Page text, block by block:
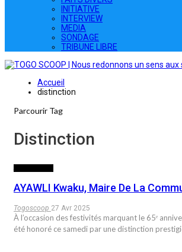
INITIATIVE
INTERVIEW
MEDIA
SONDAGE
TRIBUNE LIBRE
Accueil
distinction
Parcourir Tag
Distinction
AYAWLI Kwaku, Maire De La
Togoscoop 27 Avr 2025
À l’occasion des festivités marquant le 65ᵉ
été honoré ce samedi par une distinction